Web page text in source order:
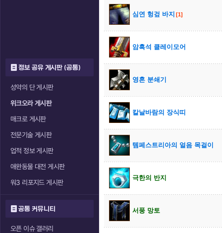
정보 공유 게시판 (공통)
성약의 단 게시판
위크오라 게시판
매크로 게시판
전문기술 게시판
업적 정보 게시판
애완동물 대전 게시판
워3 리포지드 게시판
공통 커뮤니티
오픈 이슈 갤러리
심연 헝겊 바지 [1]
암흑석 클레이모어
영혼 분쇄기
칼날바람의 장식띠
템페스트리아의 얼음 목걸이
극한의 반지
서풍 망토